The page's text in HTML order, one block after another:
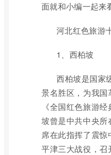
面就和小编一起来
河北红色旅游
1、西柏坡
西柏坡是国家
景名胜区，为我
《全国红色旅游
坡曾是中共中央
席在此指挥了震惊
平津三大战役，